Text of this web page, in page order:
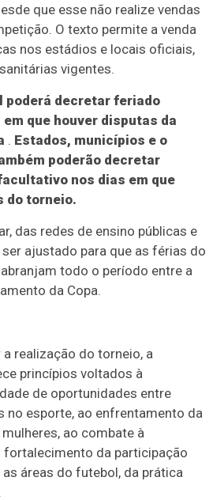
que esse não realize vendas
O texto permite a venda
nos estádios e locais oficiais,
vigentes.
poderá decretar feriado
que houver disputas da
. Estados, municípios e o
poderão decretar
nos dias em que
do torneio.
das redes de ensino públicas e
ajustado para que as férias do
todo o período entre a
da Copa.
realização do torneio, a
princípios voltados à
de oportunidades entre
no esporte, ao enfrentamento da
ao combate à
fortalecimento da participação
áreas do futebol, da prática